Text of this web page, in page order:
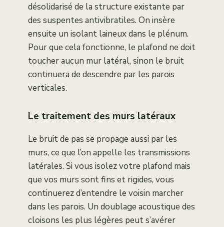
désolidarisé de la structure existante par
des suspentes antivibratiles. On insère
ensuite un isolant laineux dans le plénum.
Pour que cela fonctionne, le plafond ne doit
toucher aucun mur latéral, sinon le bruit
continuera de descendre par les parois
verticales.
Le traitement des murs latéraux
Le bruit de pas se propage aussi par les
murs, ce que l’on appelle les transmissions
latérales. Si vous isolez votre plafond mais
que vos murs sont fins et rigides, vous
continuerez d’entendre le voisin marcher
dans les parois. Un doublage acoustique des
cloisons les plus légères peut s’avérer